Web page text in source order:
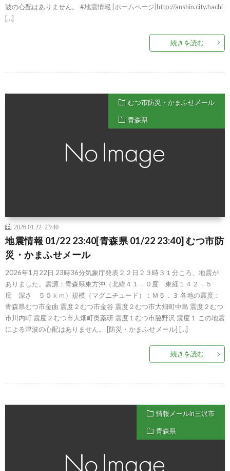
波の心配はありません。 #地震情報 [ホームページ]http://anshin.city.hachi
[…]
続きを読む
むつ市防災・かまふせメール
青森県
2026.01.22 23:40
地震情報 01/22 23:40[青森県 01/22 23:40] むつ市防
災・かまふせメール
2026年1月22日 23時36分気象庁発表２２日２３時３１分ころ、地震が
ありました。震源：青森県東方沖（北緯４１．０度 東経１４２．５
度 深さ ５０ｋｍ）規模（マグニチュード）：Ｍ５．３ 各地の震度：
青森県むつ市金曲 震度２むつ市金谷 震度２むつ市大畑町中島 震度２むつ
市川内町 震度２むつ市大畑町奥薬研 震度１むつ市脇野沢 震度１ この地震
による津波の心配はありません。 [防災・かまふせメール] […]
続きを読む
情報メールin三沢市
青森県